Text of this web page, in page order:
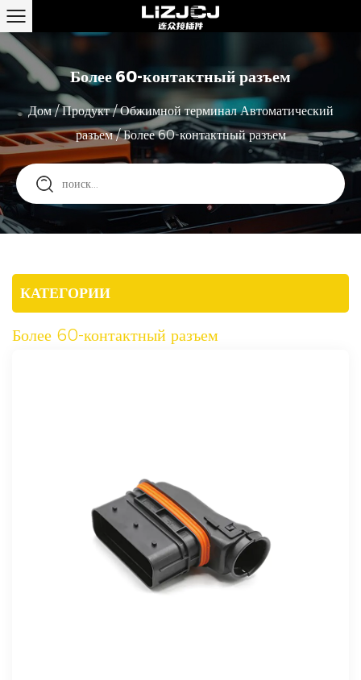
Более 60-контактный разъем
Дом/Продукт/Обжимной терминал Автоматический
разъем/Более 60-контактный разъем
КАТЕГОРИИ
Более 60-контактный разъем